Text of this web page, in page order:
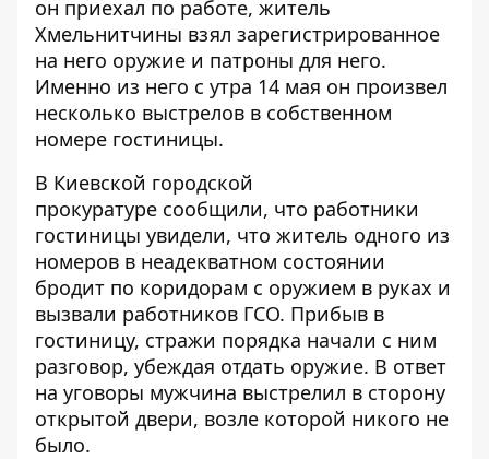
он приехал по работе, житель
Хмельнитчины взял зарегистрированное
на него оружие и патроны для него.
Именно из него с утра 14 мая он произвел
несколько выстрелов в собственном
номере гостиницы.
В Киевской городской
прокуратуре сообщили, что работники
гостиницы увидели, что житель одного из
номеров в неадекватном состоянии
бродит по коридорам с оружием в руках и
вызвали работников ГСО. Прибыв в
гостиницу, стражи порядка начали с ним
разговор, убеждая отдать оружие. В ответ
на уговоры мужчина выстрелил в сторону
открытой двери, возле которой никого не
было.